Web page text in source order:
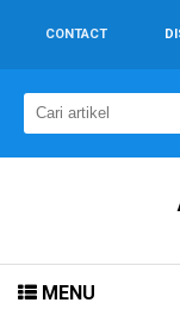
CONTACT
MENU